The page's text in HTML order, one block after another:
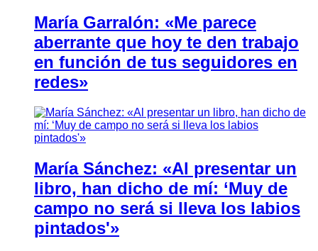
María Garralón: «Me parece
aberrante que hoy te den trabajo
en función de tus seguidores en
redes»
María Sánchez: «Al presentar un
libro, han dicho de mí: ‘Muy de
campo no será si lleva los labios
pintados'»